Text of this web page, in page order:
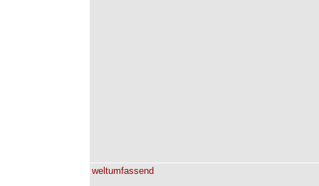
weltumfassend